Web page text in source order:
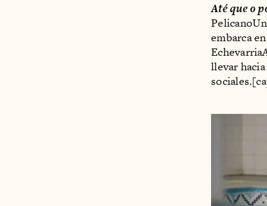
Até que o
embarca
llevar